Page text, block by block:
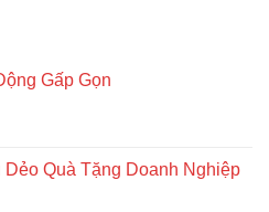
Gấp Gọn
Dẻo Quà Tặng Doanh Nghiệp